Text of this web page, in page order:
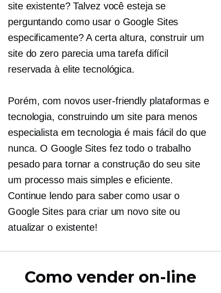
site existente? Talvez você esteja se
perguntando como usar o Google Sites
especificamente? A certa altura, construir um
site do zero parecia uma tarefa difícil
reservada à elite tecnológica.
Porém, com novos user-friendly plataformas e
tecnologia, construindo um site para menos
especialista em tecnologia é mais fácil do que
nunca. O Google Sites fez todo o trabalho
pesado para tornar a construção do seu site
um processo mais simples e eficiente.
Continue lendo para saber como usar o
Google Sites para criar um novo site ou
atualizar o existente!
Como vender on-line